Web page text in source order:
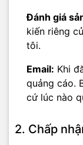
Đánh giá
kiến riêng
tôi.
Email: Khi
quảng cáo.
cứ lúc nào
2. Chấp